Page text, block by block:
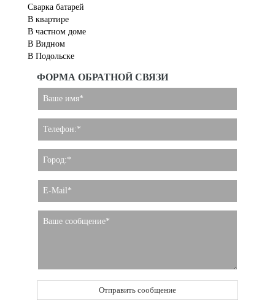
Сварка батарей
В квартире
В частном доме
В Видном
В Подольске
ФОРМА ОБРАТНОЙ СВЯЗИ